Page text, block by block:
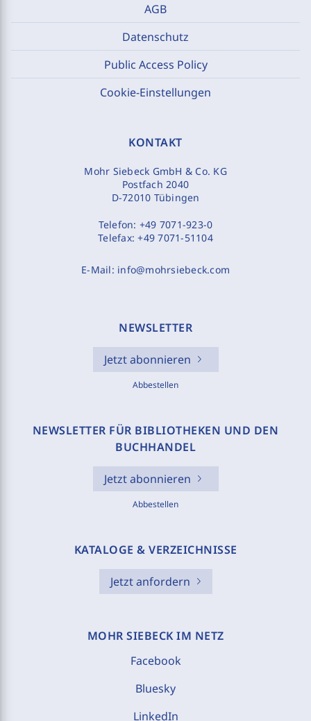
AGB
Datenschutz
Public Access Policy
Cookie-Einstellungen
KONTAKT
Mohr Siebeck GmbH & Co. KG
Postfach 2040
D-72010 Tübingen
Telefon: +49 7071-923-0
Telefax:+49 7071-51104
E-Mail: info@mohrsiebeck.com
NEWSLETTER
Jetzt abonnieren
Abbestellen
NEWSLETTER FÜR BIBLIOTHEKEN UND DEN
BUCHHANDEL
Jetzt abonnieren
Abbestellen
KATALOGE & VERZEICHNISSE
Jetzt anfordern
MOHR SIEBECK IM NETZ
Facebook
Bluesky
LinkedIn